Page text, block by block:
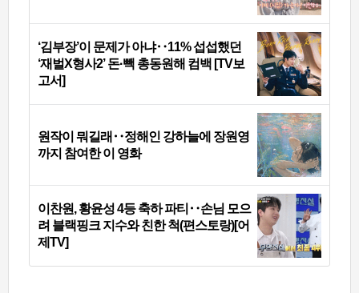
‘김부장’이 문제가 아냐‥11% 섭섭했던
‘재벌X형사2’ 돈·빽 총동원해 컴백 [TV보
고서]
원작이 뭐길래‥정해인 강하늘에 장원영
까지 참여한 이 영화
이찬원, 황윤성 4등 축하 파티‥손님 모으
려 블랙핑크 지수와 친한 척(편스토랑)[어
제TV]